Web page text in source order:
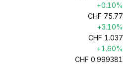
+0.10%
CHF 75.77
+3.10%
CHF 1.037
+1.60%
CHF 0.999381